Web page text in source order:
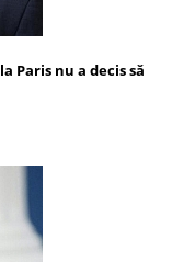
Paris nu a decis să